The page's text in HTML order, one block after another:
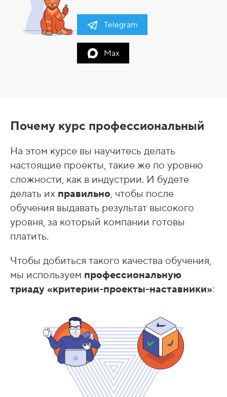
Telegram
Max
Почему курс профессиональный
На этом курсе вы научитесь делать
настоящие проекты, такие же по уровню
сложности, как в индустрии. И будете
делать их правильно, чтобы после
обучения выдавать результат высокого
уровня, за который компании готовы
платить.
Чтобы добиться такого качества обучения,
мы используем профессиональную
триаду «критерии-проекты-наставники»: